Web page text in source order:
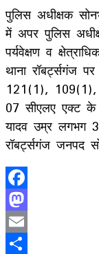
पुलिस अधीक्षक
में अपर पुलिस
पर्यवेक्षण व
थाना रॉबर्ट्सगंज
121(1), 109(1),
07 सीएलए एक्ट के
यादव उम्र लगभग
रॉबर्ट्सगंज जनपद
Facebook
Mastodon
Email